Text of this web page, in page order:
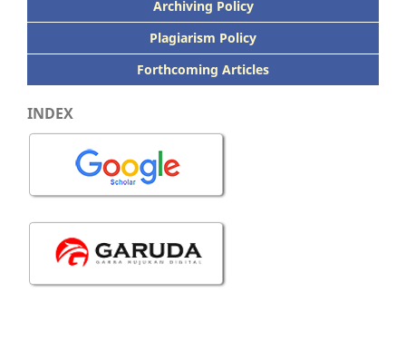
Archiving Policy
Plagiarism Policy
Forthcoming Articles
INDEX